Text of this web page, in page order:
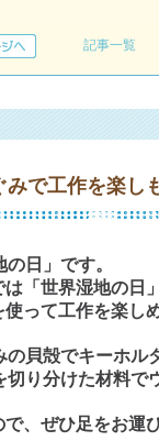
記事一覧
で工作を楽し
日」です。
「世界湿地の日
って工作を楽し
貝殻でキーホル
切り分けた材料で
、ぜひ足をお運